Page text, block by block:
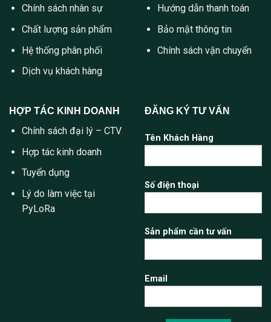
Chính sách nhân sự
Chất lượng sản phẩm
Hệ thống phân phối
Dịch vụ khách hàng
Hướng dẫn thanh toán
Bảo mật thông tin
Chính sách vận chuyển
HỢP TÁC KINH DOANH
Chính sách đại lý – CTV
Hợp tác kinh doanh
Tuyển dụng
Lý do làm việc tại
PyLoRa
ĐĂNG KÝ TƯ VẤN
Tên Khách Hàng
Số điện thoại
Sản phẩm cần tư vấn
Email